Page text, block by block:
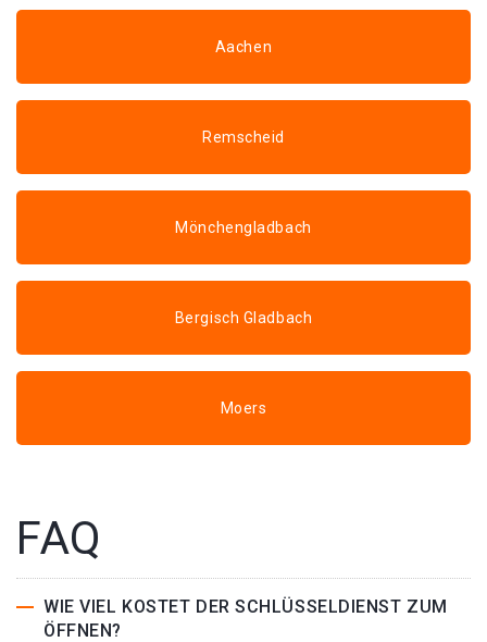
Aachen
Remscheid
Mönchengladbach
Bergisch Gladbach
Moers
FAQ
WIE VIEL KOSTET DER SCHLÜSSELDIENST ZUM
ÖFFNEN?